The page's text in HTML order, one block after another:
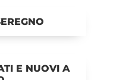
E NUOVI A